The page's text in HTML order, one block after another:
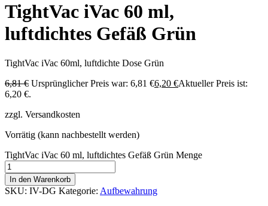
TightVac iVac 60 ml,
luftdichtes Gefäß Grün
TightVac iVac 60ml, luftdichte Dose Grün
6,81€ Ursprünglicher Preis war: 6,81 €6,20 €Aktueller Preis ist:
6,20 €.
zzgl. Versandkosten
Vorrätig (kann nachbestellt werden)
TightVac iVac 60 ml, luftdichtes Gefäß Grün Menge
In den Warenkorb
SKU: IV-DG Kategorie: Aufbewahrung